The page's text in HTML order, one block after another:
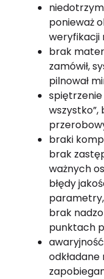
ponieważ
weryfikacji
brak
zamówił,
pilnował
spiętrzenie
braki
brak
ważnych
błędy
brak
punktach